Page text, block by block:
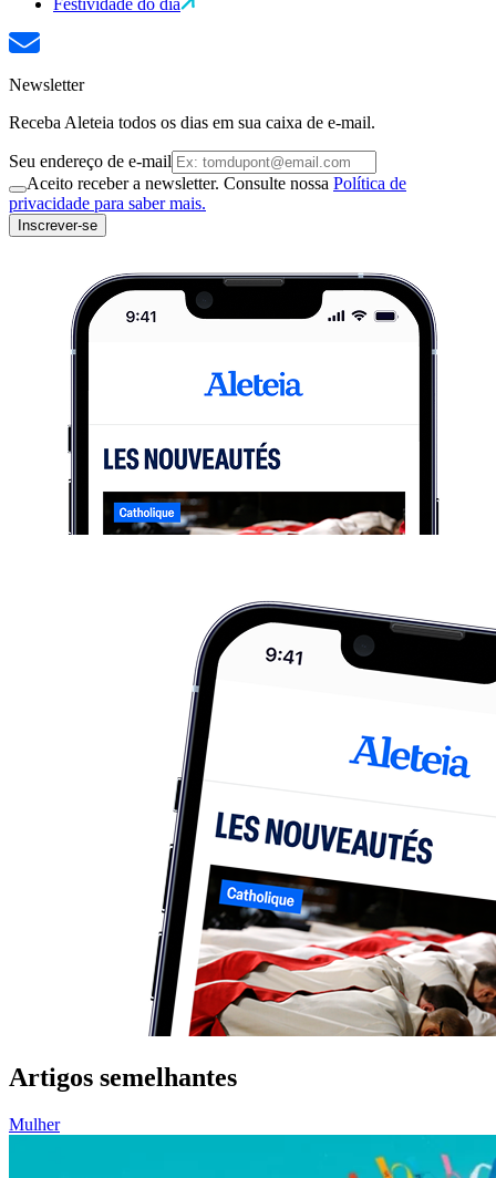
Festividade do dia
Newsletter
Receba Aleteia todos os dias em sua caixa de e-mail.
Seu endereço de e-mail
Aceito receber a newsletter. Consulte nossa Política de
privacidade para saber mais.
Inscrever-se
Artigos semelhantes
Mulher